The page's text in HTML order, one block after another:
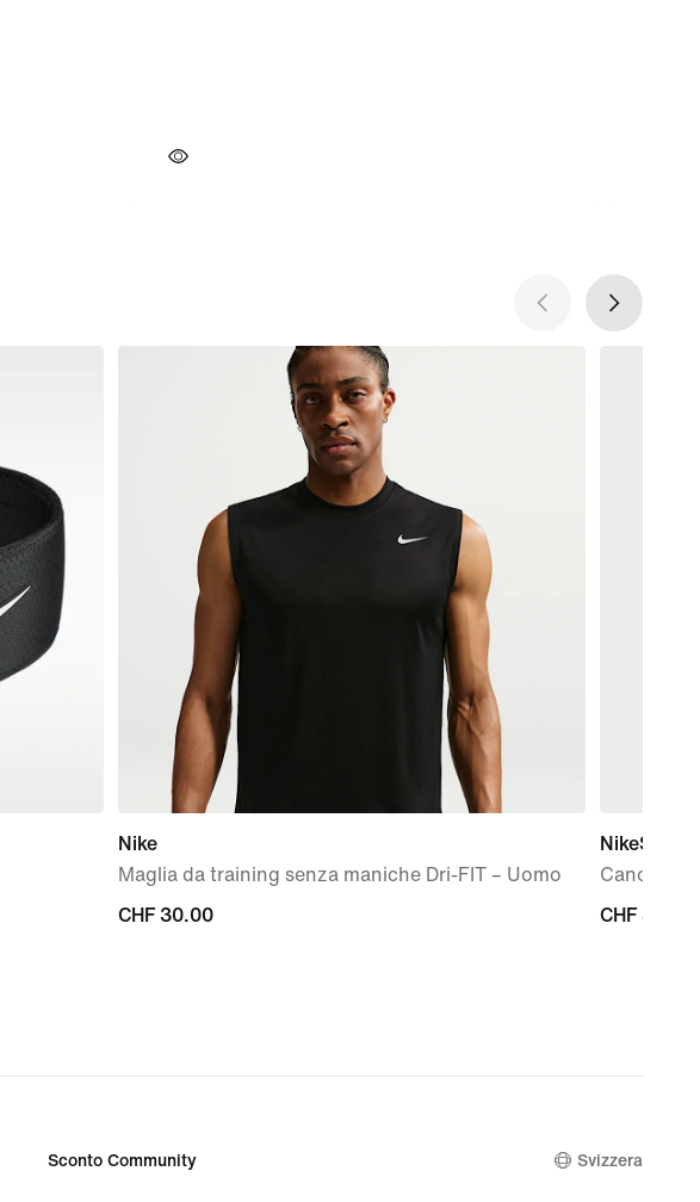
Nike
Maglia da training senza maniche Dri-FIT – Uomo
CHF
CHF 30.00
Canotta
CHF
CHF 85.00
Sconto Community Svizzera